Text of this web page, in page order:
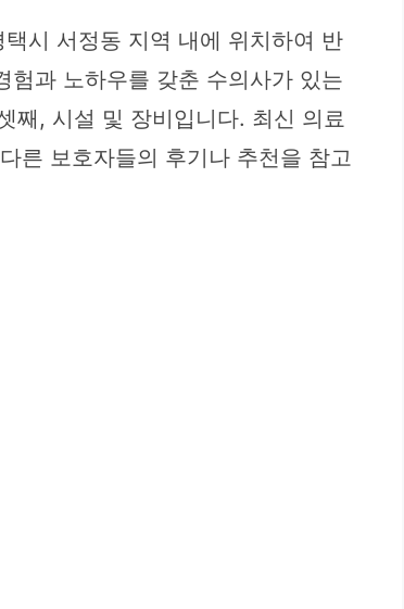
시 서정동 지역 내에 위치하여 반
과 노하우를 갖춘 수의사가 있는
째, 시설 및 장비입니다. 최신 의료
른 보호자들의 후기나 추천을 참고